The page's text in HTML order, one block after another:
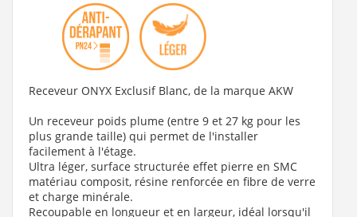
mat - 140cm -Droite
Receveur ONYX Exclusif Blanc, de la marque AKW
Un receveur poids plume (entre 9 et 27 kg pour les
plus grande taille) qui permet de l'installer
facilement à l'étage.
Ultra léger, surface structurée effet pierre en SMC
matériau composit, résine renforcée en fibre de verre
et charge minérale.
Recoupable en longueur et en largeur, idéal lorsqu'il